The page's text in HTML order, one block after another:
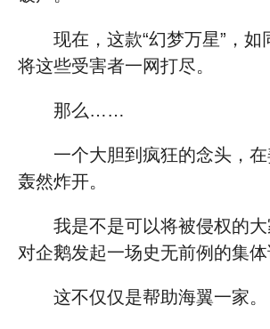
现在，这款“幻梦万星”，如
将这些受害者一网打尽。
那么……
一个大胆到疯狂的念头，
轰然炸开。
我是不是可以将被侵权的大
对企鹅发起一场史无前例的集体
这不仅仅是帮助海翼一家。